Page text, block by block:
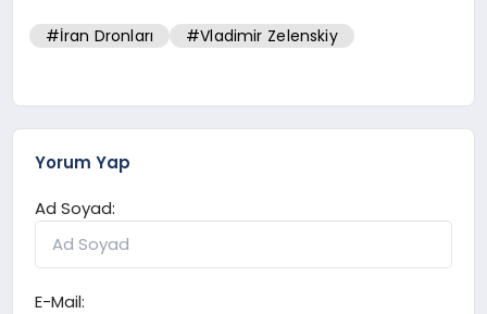
#İran Dronları #Vladimir Zelenskiy
Yorum Yap
Ad Soyad:
E-Mail: